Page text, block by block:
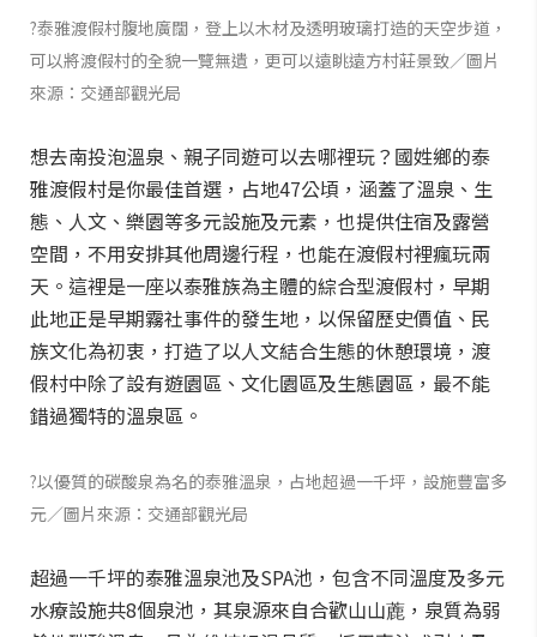
?泰雅渡假村腹地廣闊，登上以木材及透明玻璃打造的天空步道，
可以將渡假村的全貌一覽無遺，更可以遠眺遠方村莊景致／圖片
來源：交通部觀光局
想去南投泡溫泉、親子同遊可以去哪裡玩？國姓鄉的泰
雅渡假村是你最佳首選，占地47公頃，涵蓋了溫泉、生
態、人文、樂園等多元設施及元素，也提供­住宿及露營
空間，不用安排其他周邊行程，也能在渡假村裡瘋玩兩
天。這裡是一座以泰雅族為主體的綜合型渡假村，早期
此地正是早期霧社事件的發生地，以保留歷史價值、民
族文化為初衷，打造了以人文結合生態的休憩環境，渡
假村中除了設有遊園區、文化園區及生態園區，最不能
錯過獨特的溫泉區。
?以優質的碳酸泉為名的泰雅溫泉，占地超過一千坪，設施豐富多
元／圖片來源：交通部觀光局
超過一千坪的泰雅溫泉池及SPA池，包含不同溫度及多元
水療設施共8個泉池，其泉源來自合歡山山蔍，泉質為弱